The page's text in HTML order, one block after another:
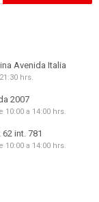
Avenida Italia
hrs.
2007
10:00 a 14:00 hrs.
int. 781
10:00 a 14:00 hrs.